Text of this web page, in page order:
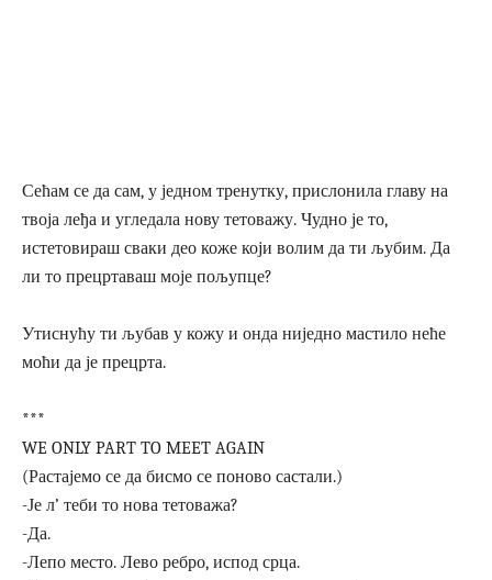
Сећам се да сам, у једном тренутку, прислонила главу на
твоја леђа и угледала нову тетоважу. Чудно је то,
истетовираш сваки део коже који волим да ти љубим. Да
ли то прецртаваш моје пољупце?
Утиснућу ти љубав у кожу и онда ниједно мастило неће
моћи да је прецрта.
***
WE ONLY PART TO MEET AGAIN
(Растајемо се да бисмо се поново састали.)
-Је л’ теби то нова тетоважа?
-Да.
-Лепо место. Лево ребро, испод срца.